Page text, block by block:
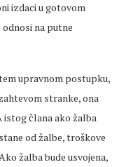
izdaci u gotovom
na putne
upravnom postupku,
stranke, ona
istog člana ako žalba
od žalbe, troškove
žalba bude usvojena,